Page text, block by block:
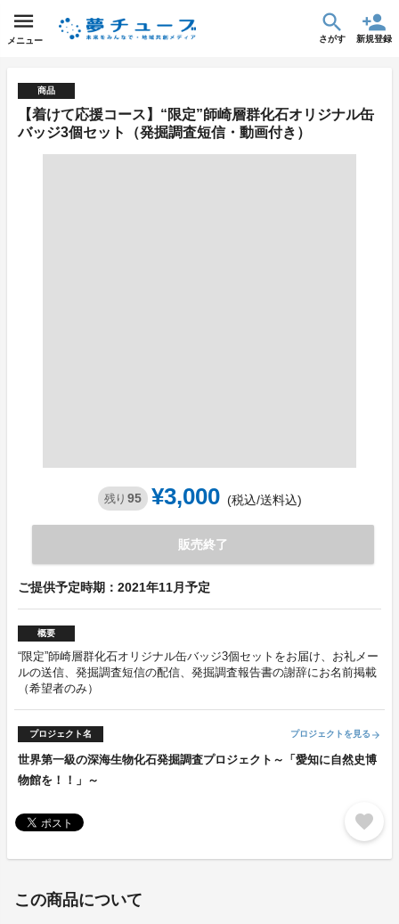
メニュー さがす 新規登録
商品
【着けて応援コース】“限定”師崎層群化石オリジナル缶
バッジ3個セット（発掘調査短信・動画付き）
残り 95 ¥3,000 (税込/送料込)
販売終了
ご提供予定時期：2021年11月予定
概要
“限定”師崎層群化石オリジナル缶バッジ3個セットをお届け、お礼メー
ルの送信、発掘調査短信の配信、発掘調査報告書の謝辞にお名前掲載
（希望者のみ）
プロジェクト名 プロジェクトを見る arrow_forward
世界第一級の深海生物化石発掘調査プロジェクト～「愛知に自然史博
物館を！！」～
favorite
この商品について